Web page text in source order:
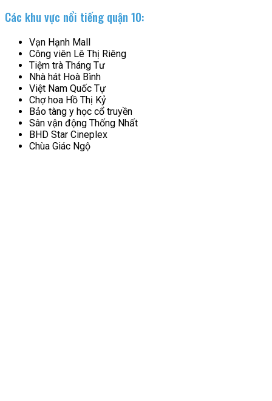
Các khu vực nổi tiếng quận 10:
Vạn Hạnh Mall
Công viên Lê Thị Riêng
Tiệm trà Tháng Tư
Nhà hát Hoà Bình
Việt Nam Quốc Tự
Chợ hoa Hồ Thị Kỷ
Bảo tàng y học cổ truyền
Sân vận động Thống Nhất
BHD Star Cineplex
Chùa Giác Ngộ